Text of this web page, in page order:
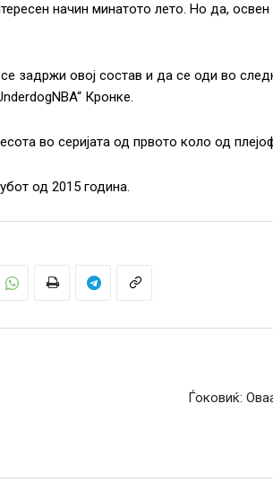
начин минатото лето. Но да,
задржи овој состав и да се оди во
Кронке.
во серијата од првото коло од
од 2015 година.
Ѓоковиќ: